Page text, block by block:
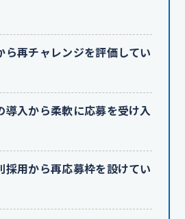
ら再チャレンジを評価してい
導入から柔軟に応募を受け入
採用から再応募枠を設けてい